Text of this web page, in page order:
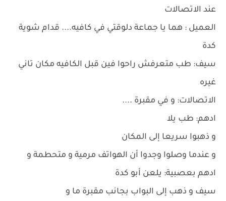
عند الاتصالات
العميل : هما يا جماعة دلوقتي في كافيه.... قدام شوية
كدة
سيف: طب متعرفش راحوا فين قبل الكافيه مكان تاني
غيره
الاتصالات: و في مقبرة ....
ادهم: طب يلا
و ذهبوا سريعا إلى المكان
و عندما وصلوا وجدوا أن الهواتف مرمية و متحطمة و
ادهم بعصبية: يلعن أبو كدة
سيف و ذهب إلى البواب بجانب مقبرة ما و